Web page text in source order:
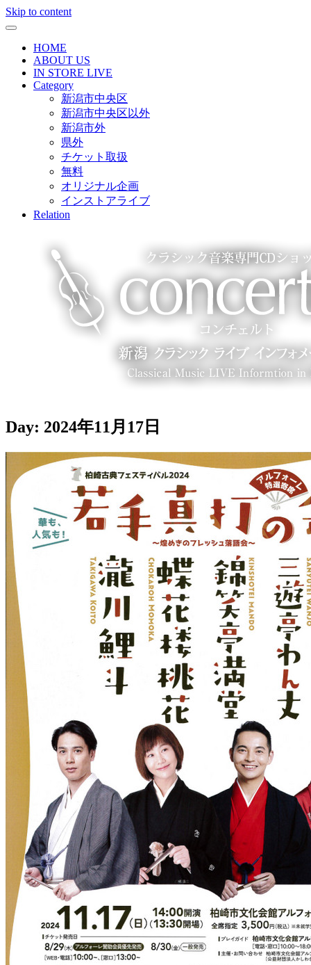
Skip to content
HOME
ABOUT US
IN STORE LIVE
Category
新潟市中央区
新潟市中央区以外
新潟市外
県外
チケット取扱
無料
オリジナル企画
インストアライブ
Relation
Day: 2024年11月17日